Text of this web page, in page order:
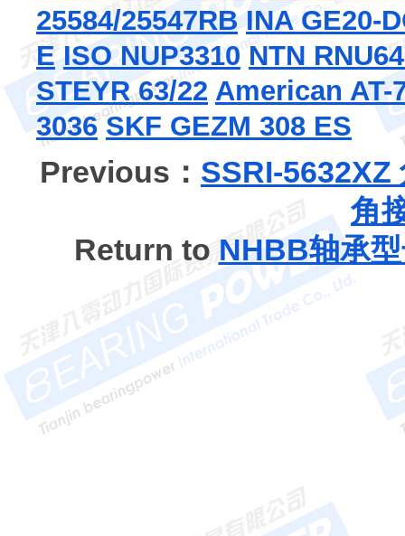
25584/25547RB INA GE20-
E ISO NUP3310 NTN
STEYR 63/22 American AT-
3036 SKF GEZM 308 ES
Previous： SSRI-5632XZ
角
Return to NHBB轴承